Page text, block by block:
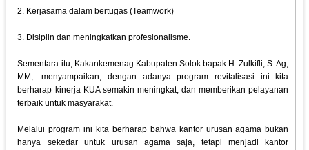
2. Kerjasama dalam bertugas (Teamwork)
3. Disiplin dan meningkatkan profesionalisme.
Sementara itu, Kakankemenag Kabupaten Solok bapak H. Zulkifli, S. Ag,
MM,. menyampaikan, dengan adanya program revitalisasi ini kita
berharap kinerja KUA semakin meningkat, dan memberikan pelayanan
terbaik untuk masyarakat.
Melalui program ini kita berharap bahwa kantor urusan agama bukan
hanya sekedar untuk urusan agama saja, tetapi menjadi kantor